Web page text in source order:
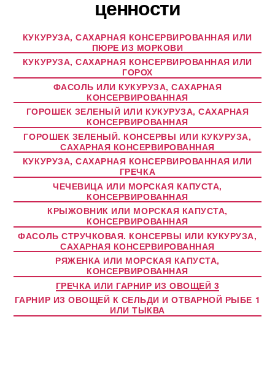
ценности
КУКУРУЗА, САХАРНАЯ КОНСЕРВИРОВАННАЯ ИЛИ
ПЮРЕ ИЗ МОРКОВИ
КУКУРУЗА, САХАРНАЯ КОНСЕРВИРОВАННАЯ ИЛИ
ГОРОХ
ФАСОЛЬ ИЛИ КУКУРУЗА, САХАРНАЯ
КОНСЕРВИРОВАННАЯ
ГОРОШЕК ЗЕЛЕНЫЙ ИЛИ КУКУРУЗА, САХАРНАЯ
КОНСЕРВИРОВАННАЯ
ГОРОШЕК ЗЕЛЕНЫЙ. КОНСЕРВЫ ИЛИ КУКУРУЗА,
САХАРНАЯ КОНСЕРВИРОВАННАЯ
КУКУРУЗА, САХАРНАЯ КОНСЕРВИРОВАННАЯ ИЛИ
ГРЕЧКА
ЧЕЧЕВИЦА ИЛИ МОРСКАЯ КАПУСТА,
КОНСЕРВИРОВАННАЯ
КРЫЖОВНИК ИЛИ МОРСКАЯ КАПУСТА,
КОНСЕРВИРОВАННАЯ
ФАСОЛЬ СТРУЧКОВАЯ. КОНСЕРВЫ ИЛИ КУКУРУЗА,
САХАРНАЯ КОНСЕРВИРОВАННАЯ
РЯЖЕНКА ИЛИ МОРСКАЯ КАПУСТА,
КОНСЕРВИРОВАННАЯ
ГРЕЧКА ИЛИ ГАРНИР ИЗ ОВОЩЕЙ 3
ГАРНИР ИЗ ОВОЩЕЙ К СЕЛЬДИ И ОТВАРНОЙ РЫБЕ 1
ИЛИ ТЫКВА